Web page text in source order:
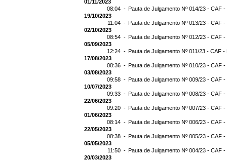
01/11/2023
08:04 - Pauta de Julgamento Nº 014/23 - CAF -
19/10/2023
11:04 - Pauta de Julgamento Nº 013/23 - CAF
02/10/2023
08:54 - Pauta de Julgamento Nº 012/23 - CAF
05/09/2023
12:24 - Pauta de Julgamento Nº 011/23 - CAF -
17/08/2023
08:36 - Pauta de Julgamento Nº 010/23 - CAF
03/08/2023
09:58 - Pauta de Julgamento Nº 009/23 - CAF
10/07/2023
09:33 - Pauta de Julgamento Nº 008/23 - CAF
22/06/2023
09:20 - Pauta de Julgamento Nº 007/23 - CAF
01/06/2023
08:14 - Pauta de Julgamento Nº 006/23 - CAF
22/05/2023
08:38 - Pauta de Julgamento Nº 005/23 - CAF
05/05/2023
11:50 - Pauta de Julgamento Nº 004/23 - CAF -
20/03/2023